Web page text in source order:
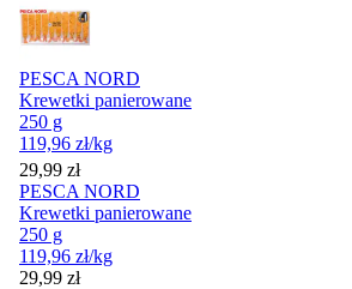
PESCA NORD
Krewetki panierowane
250 g
119,96 zł/kg
Cena
29,99 zł
PESCA NORD
Krewetki panierowane
250 g
119,96 zł/kg
Cena
29,99 zł